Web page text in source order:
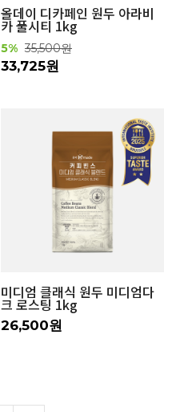
올데이 디카페인 원두 아라비
카 풀시티 1kg
5% 35,500원
33,725원
미디엄 클래식 원두 미디엄다
크 로스팅 1kg
26,500원